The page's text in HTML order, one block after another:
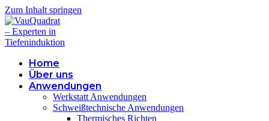
Zum Inhalt springen
Home
Über uns
Anwendungen
Werkstatt Anwendungen
Schweißtechnische Anwendungen
Thermisches Richten